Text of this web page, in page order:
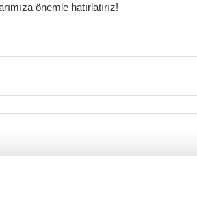
önemle hatırlatırız!